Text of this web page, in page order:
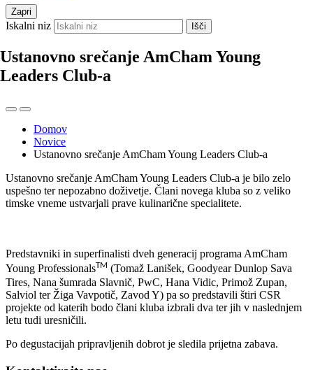
Zapri
Iskalni niz Išči
Ustanovno srečanje AmCham Young
Leaders Club-a
Domov
Novice
Ustanovno srečanje AmCham Young Leaders Club-a
Ustanovno srečanje AmCham Young Leaders Club-a je bilo zelo
uspešno ter nepozabno doživetje. Člani novega kluba so z veliko
timske vneme ustvarjali prave kulinarične specialitete.
Predstavniki in superfinalisti dveh generacij programa AmCham
Young ProfessionalsTM (Tomaž Lanišek, Goodyear Dunlop Sava
Tires, Nana šumrada Slavnič, PwC, Hana Vidic, Primož Zupan,
Salviol ter Žiga Vavpotič, Zavod Y) pa so predstavili štiri CSR
projekte od katerih bodo člani kluba izbrali dva ter jih v naslednjem
letu tudi uresničili.
Po degustacijah pripravljenih dobrot je sledila prijetna zabava.